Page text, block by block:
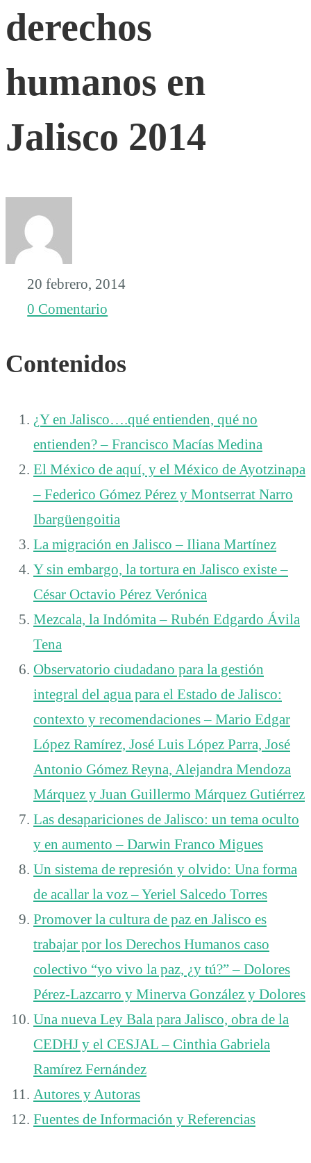
de
los
derechos
humanos
en
Jalisco
2014
derechos
humanos en
Jalisco 2014
20 febrero, 2014
0 Comentario
Contenidos
¿Y en Jalisco….qué entienden, qué no
entienden? – Francisco Macías Medina
El México de aquí, y el México de Ayotzinapa
– Federico Gómez Pérez y Montserrat Narro
Ibargüengoitia
La migración en Jalisco – Iliana Martínez
Y sin embargo, la tortura en Jalisco existe –
César Octavio Pérez Verónica
Mezcala, la Indómita – Rubén Edgardo Ávila
Tena
Observatorio ciudadano para la gestión
integral del agua para el Estado de Jalisco:
contexto y recomendaciones – Mario Edgar
López Ramírez, José Luis López Parra, José
Antonio Gómez Reyna, Alejandra Mendoza
Márquez y Juan Guillermo Márquez Gutiérrez
Las desapariciones de Jalisco: un tema oculto
y en aumento – Darwin Franco Migues
Un sistema de represión y olvido: Una forma
de acallar la voz – Yeriel Salcedo Torres
Promover la cultura de paz en Jalisco es
trabajar por los Derechos Humanos caso
colectivo “yo vivo la paz, ¿y tú?” – Dolores
Pérez-Lazcarro y Minerva González y Dolores
Una nueva Ley Bala para Jalisco, obra de la
CEDHJ y el CESJAL – Cinthia Gabriela
Ramírez Fernández
Autores y Autoras
Fuentes de Información y Referencias